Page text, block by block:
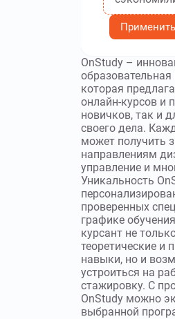
OnStudy –
которая
онлайн-курсов и
новичков, так и
своего дела.
может получить
направлениям
управление и
Уникальность
проверенных
графике
курсант не
теоретические и
навыки, но и
устроиться на
стажировку. С
OnStudy можно
выбранной